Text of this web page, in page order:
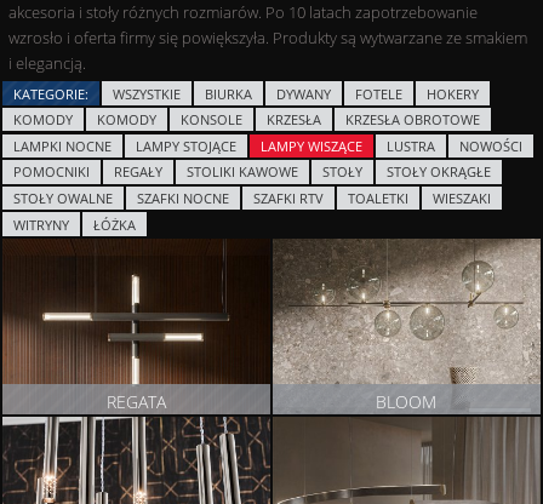
akcesoria i stoły różnych rozmiarów. Po 10 latach zapotrzebowanie
wzrosło i oferta firmy się powiększyła. Produkty są wytwarzane ze smakiem
i elegancją.
KATEGORIE: WSZYSTKIE BIURKA DYWANY FOTELE
HOKERY
KOMODY
KOMODY KONSOLE KRZESŁA
KRZESŁA OBROTOWE
LAMPKI NOCNE
LAMPY STOJĄCE LAMPY WISZĄCE LUSTRA
NOWOŚCI
POMOCNIKI
REGAŁY STOLIKI KAWOWE STOŁY
STOŁY OKRĄGŁE
STOŁY OWALNE
SZAFKI NOCNE SZAFKI RTV TOALETKI
WIESZAKI
WITRYNY
ŁÓŻKA
REGATA
ZOBACZ PRODUKT
BLOOM
ZOBACZ PRODUKT